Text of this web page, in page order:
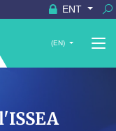
ENT
(EN)